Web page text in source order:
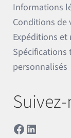
Informations
Conditions de
Expéditions et
Spécifications
personnalisés
Facebook
LinkedIn